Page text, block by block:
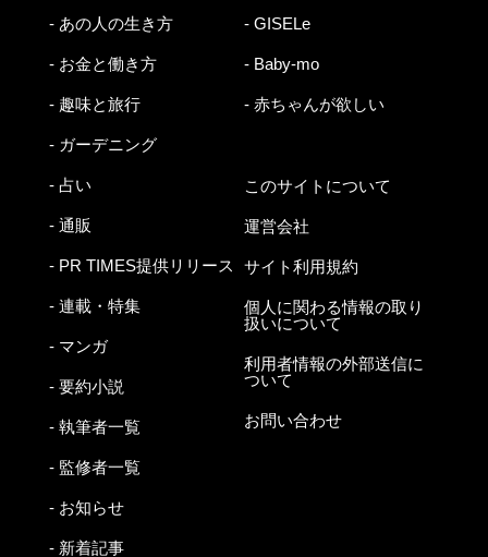
- あの人の生き方
- お金と働き方
- 趣味と旅行
- ガーデニング
- 占い
- 通販
- PR TIMES提供リリース
- 連載・特集
- マンガ
- 要約小説
- 執筆者一覧
- 監修者一覧
- お知らせ
- 新着記事
- GISELe
- Baby-mo
- 赤ちゃんが欲しい
このサイトについて
運営会社
サイト利用規約
個人に関わる情報の取り
扱いについて
利用者情報の外部送信に
ついて
お問い合わせ